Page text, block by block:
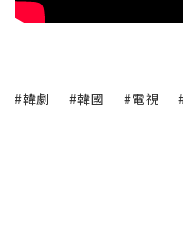
#韓劇 #韓國 #電視